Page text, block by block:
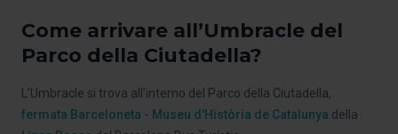
Come arrivare all’Umbracle del
Parco della Ciutadella?
L’Umbracle si trova all’interno del Parco della Ciutadella,
fermata Barceloneta - Museu d'Història de Catalunya della